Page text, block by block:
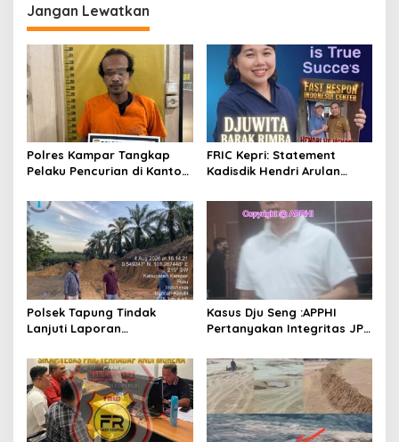
a
s
i
p
o
s
Jangan Lewatkan
Polres Kampar Tangkap
Pelaku Pencurian di Kantor
FRIC Kepri: Statement
Kadisdik Hendri Arulan
Indonesia
Polsek Tapung Tindak
Lanjuti Laporan
Penambangan Ilegal di
Desa Bencah Kelubi
Kasus Dju Seng :APPHI
Pertanyakan Integritas JPU
“Main Mata” Kroni Eks-
Jampidsus